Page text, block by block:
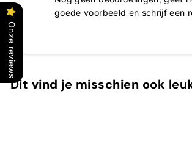
goede voorbeeld en schrijf een
Dit vind je misschien ook
Onze reviews